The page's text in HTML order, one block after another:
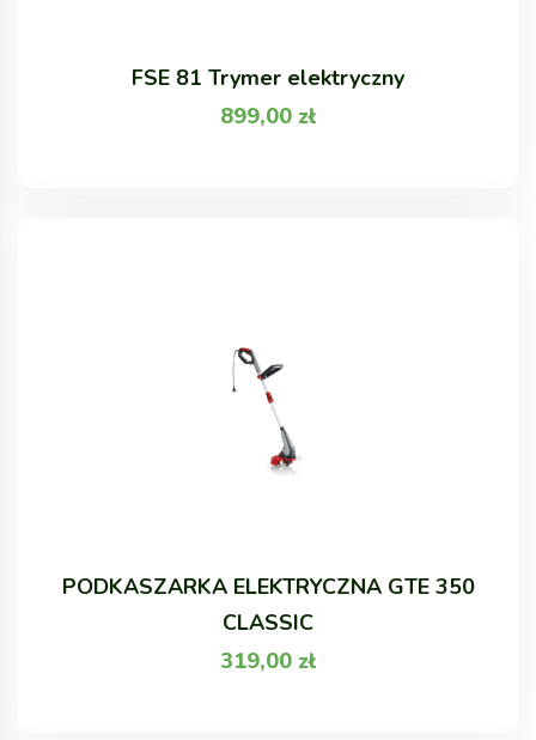
FSE 81 Trymer elektryczny
899,00 zł
PODKASZARKA ELEKTRYCZNA GTE 350
CLASSIC
319,00 zł